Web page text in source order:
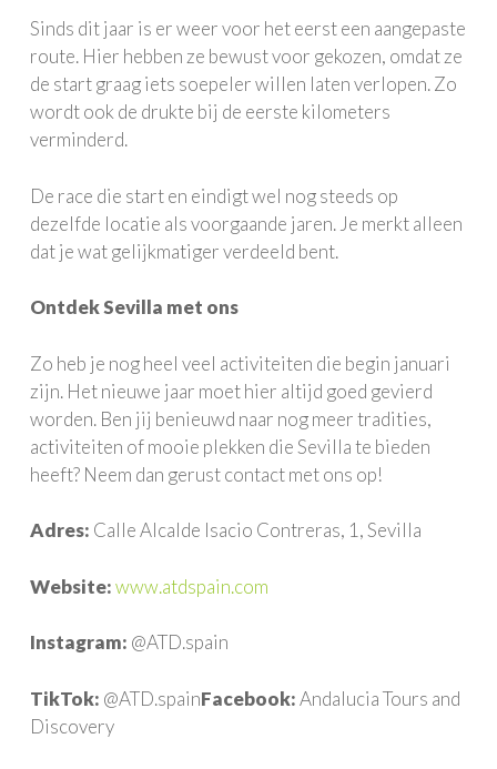
Sinds dit jaar is er weer voor het eerst een aangepaste
route. Hier hebben ze bewust voor gekozen, omdat ze
de start graag iets soepeler willen laten verlopen. Zo
wordt ook de drukte bij de eerste kilometers
verminderd.
De race die start en eindigt wel nog steeds op
dezelfde locatie als voorgaande jaren. Je merkt alleen
dat je wat gelijkmatiger verdeeld bent.
Ontdek Sevilla met ons
Zo heb je nog heel veel activiteiten die begin januari
zijn. Het nieuwe jaar moet hier altijd goed gevierd
worden. Ben jij benieuwd naar nog meer tradities,
activiteiten of mooie plekken die Sevilla te bieden
heeft? Neem dan gerust contact met ons op!
Adres: Calle Alcalde Isacio Contreras, 1, Sevilla
Website:www.atdspain.com
Instagram: @ATD.spain
TikTok: @ATD.spainFacebook:Andalucia Tours and
Discovery